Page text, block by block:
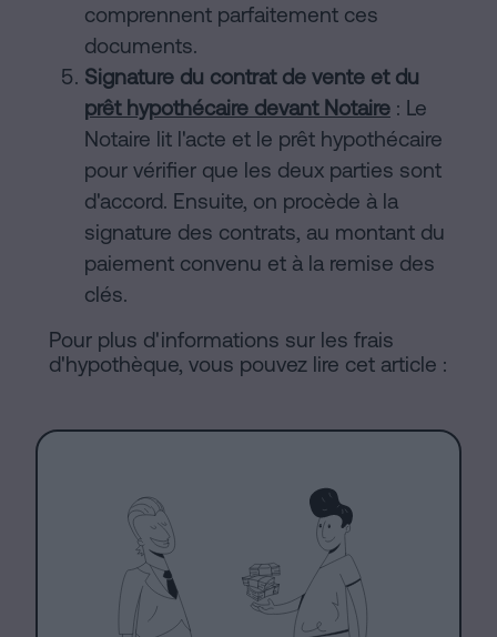
comprennent parfaitement ces
documents.
Signature du contrat de vente et du
prêt hypothécaire devant Notaire : Le
Notaire lit l'acte et le prêt hypothécaire
pour vérifier que les deux parties sont
d'accord. Ensuite, on procède à la
signature des contrats, au montant du
paiement convenu et à la remise des
clés.
Pour plus d'informations sur les frais
d'hypothèque, vous pouvez lire cet article :